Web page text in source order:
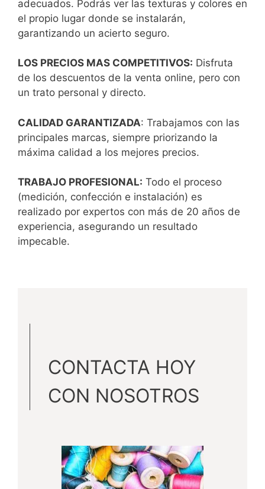
adecuados. Podrás ver las texturas y colores en
el propio lugar donde se instalarán,
garantizando un acierto seguro.
LOS PRECIOS MAS COMPETITIVOS: Disfruta
de los descuentos de la venta online, pero con
un trato personal y directo.
CALIDAD GARANTIZADA: Trabajamos con las
principales marcas, siempre priorizando la
máxima calidad a los mejores precios.
TRABAJO PROFESIONAL: Todo el proceso
(medición, confección e instalación) es
realizado por expertos con más de 20 años de
experiencia, asegurando un resultado
impecable.
CONTACTA HOY
CON NOSOTROS